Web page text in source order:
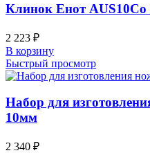
Клинок Енот
2 223 ₽
В корзину
Быстрый просмотр
Набор для
10мм
2 340 ₽